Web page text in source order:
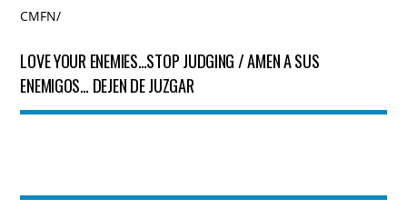
CMFN/
LOVE YOUR ENEMIES…STOP JUDGING / AMEN A SUS
ENEMIGOS… DEJEN DE JUZGAR